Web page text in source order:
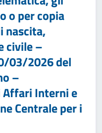
o per copia
nascita,
civile –
03/2026 del
–
Interni e
Centrale per i